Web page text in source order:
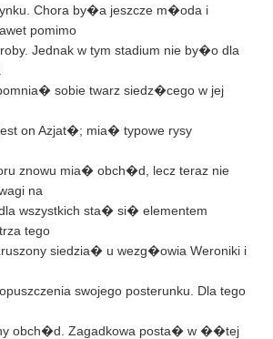
Chora by�a jeszcze m�oda i
pomimo
Jednak w tym stadium nie by�o dla
sobie twarz siedz�cego w jej
on Azjat�; mia� typowe rysy
znowu mia� obch�d, lecz teraz nie
na
wszystkich sta� si� elementem
tego
siedzia� u wezg�owia Weroniki i
swojego posterunku. Dla tego
obch�d. Zagadkowa posta� w ��tej